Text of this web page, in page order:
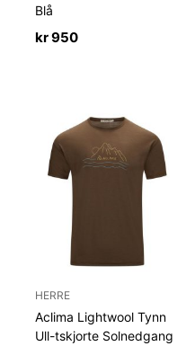
Blå
kr950
HERRE
Aclima Lightwool Tynn
Ull-tskjorte Solnedgang